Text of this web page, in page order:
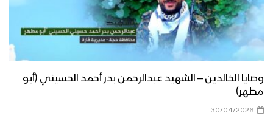
وصايا الخالدين – الشهيد عبدالرحمن بدر أحمد الحسيني (أبو
مطهر)
30/04/2026